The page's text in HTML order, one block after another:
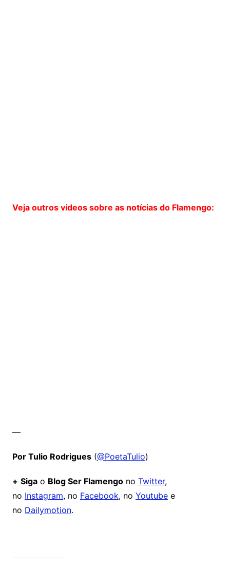
Veja outros vídeos sobre as notícias do Flamengo:
—
Por Tulio Rodrigues(@PoetaTulio)
+ Sigao Blog Ser Flamengono Twitter,
no Instagram, no Facebook, no Youtubee
no Dailymotion.